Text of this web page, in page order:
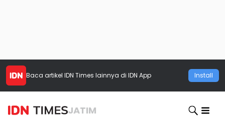
Baca artikel IDN Times lainnya di IDN App Install
JATIM